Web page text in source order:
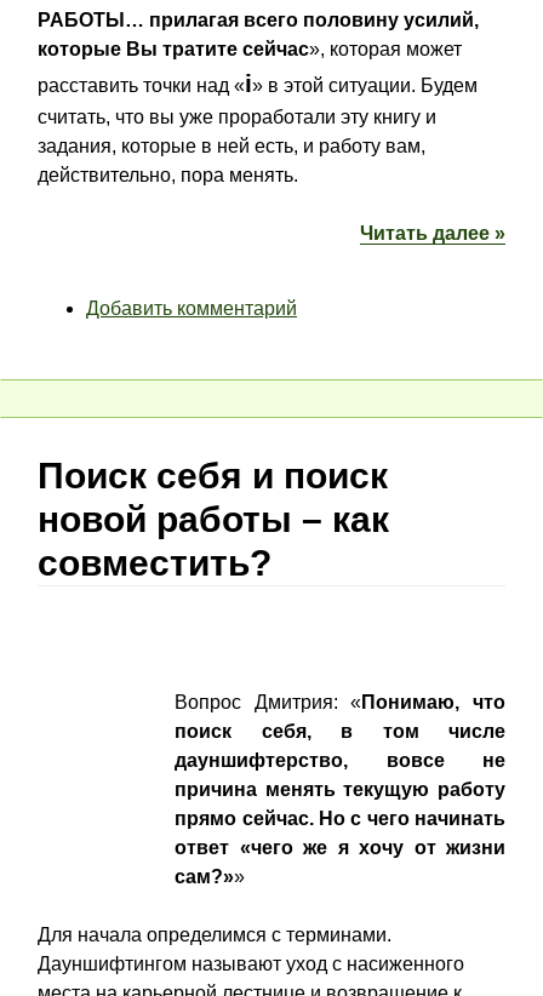
РАБОТЫ… прилагая всего половину усилий,
которые Вы тратите сейчас», которая может
расставить точки над «i» в этой ситуации. Будем
считать, что вы уже проработали эту книгу и
задания, которые в ней есть, и работу вам,
действительно, пора менять.
Читать далее »
Добавить комментарий
Поиск себя и поиск
новой работы – как
совместить?
Вопрос Дмитрия: «Понимаю, что
поиск себя, в том числе
дауншифтерство, вовсе не
причина менять текущую работу
прямо сейчас. Но с чего начинать
ответ «чего же я хочу от жизни
сам?»»
Для начала определимся с терминами.
Дауншифтингом называют уход с насиженного